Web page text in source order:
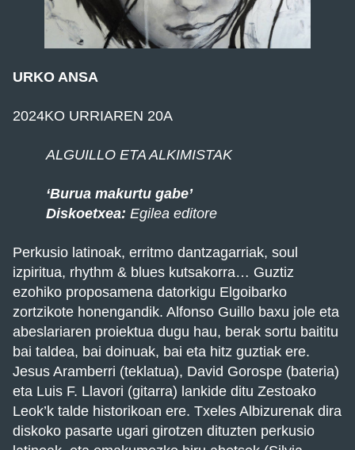
URKO ANSA
2024KO URRIAREN 20A
ALGUILLO ETA ALKIMISTAK
‘Burua makurtu gabe’
Diskoetxea: Egilea editore
Perkusio latinoak, erritmo dantzagarriak, soul
izpiritua, rhythm & blues kutsakorra… Guztiz
ezohiko proposamena datorkigu Elgoibarko
zortzikote honengandik. Alfonso Guillo baxu jole eta
abeslariaren proiektua dugu hau, berak sortu baititu
bai taldea, bai doinuak, bai eta hitz guztiak ere.
Jesus Aramberri (teklatua), David Gorospe (bateria)
eta Luis F. Llavori (gitarra) lankide ditu Zestoako
Leok’k talde historikoan ere. Txeles Albizurenak dira
diskoko pasarte ugari girotzen dituzten perkusio